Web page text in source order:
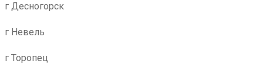
г Десногорск
г Невель
г Торопец